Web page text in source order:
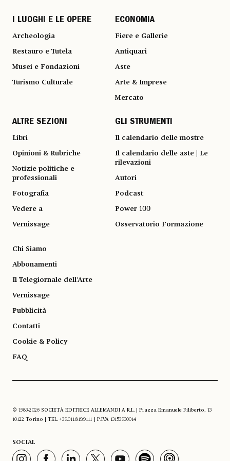
I LUOGHI E LE OPERE
Archeologia
Restauro e Tutela
Musei e Fondazioni
Turismo Culturale
ECONOMIA
Fiere e Gallerie
Antiquari
Aste
Arte & Imprese
Mercato
ALTRE SEZIONI
Libri
Opinioni & Rubriche
Notizie politiche e
professionali
Fotografia
Vedere a
Vernissage
GLI STRUMENTI
Il calendario delle mostre
Il calendario delle aste | Le
rilevazioni
Autori
Podcast
Power 100
Osservatorio Formazione
Chi Siamo
Abbonamenti
Il Telegiornale dell'Arte
Vernissage
Pubblicità
Contatti
Cookie & Policy
FAQ
© 1983-2026 SOCIETÀ EDITRICE ALLEMANDI A R.L. | Piazza Emanuele Filiberto, 13
10122 Torino | TEL. +39.011.819.9111 | P.IVA 13153930014
SOCIAL